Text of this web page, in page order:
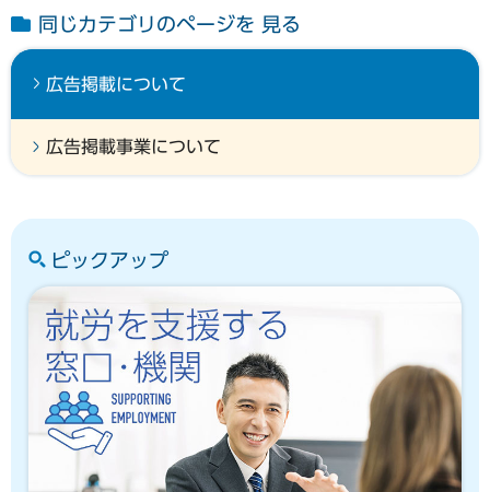
同じカテゴリのページを 見る
広告掲載について
広告掲載事業について
ピックアップ